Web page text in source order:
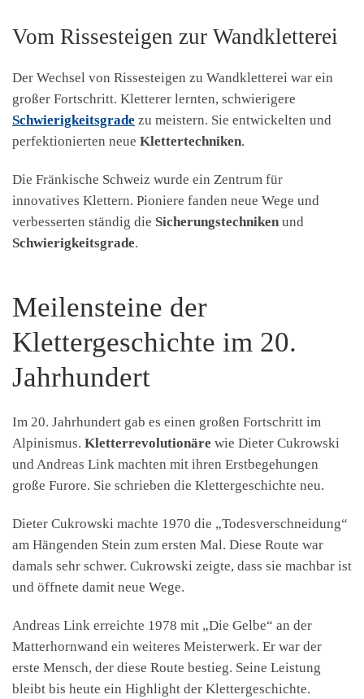
Vom Rissesteigen zur Wandkletterei
Der Wechsel von Rissesteigen zu Wandkletterei war ein
großer Fortschritt. Kletterer lernten, schwierigere
Schwierigkeitsgrade zu meistern. Sie entwickelten und
perfektionierten neue Klettertechniken.
Die Fränkische Schweiz wurde ein Zentrum für
innovatives Klettern. Pioniere fanden neue Wege und
verbesserten ständig die Sicherungstechniken und
Schwierigkeitsgrade.
Meilensteine der
Klettergeschichte im 20.
Jahrhundert
Im 20. Jahrhundert gab es einen großen Fortschritt im
Alpinismus. Kletterrevolutionäre wie Dieter Cukrowski
und Andreas Link machten mit ihren Erstbegehungen
große Furore. Sie schrieben die Klettergeschichte neu.
Dieter Cukrowski machte 1970 die „Todesverschneidung“
am Hängenden Stein zum ersten Mal. Diese Route war
damals sehr schwer. Cukrowski zeigte, dass sie machbar ist
und öffnete damit neue Wege.
Andreas Link erreichte 1978 mit „Die Gelbe“ an der
Matterhornwand ein weiteres Meisterwerk. Er war der
erste Mensch, der diese Route bestieg. Seine Leistung
bleibt bis heute ein Highlight der Klettergeschichte.